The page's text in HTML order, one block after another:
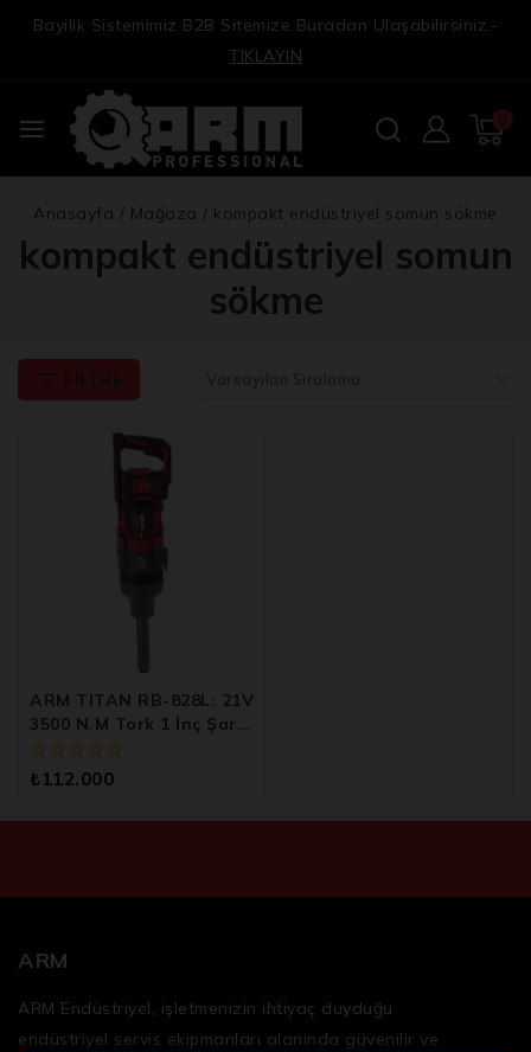
Bayilik Sistemimiz B2B Sitemize Buradan Ulaşabilirsiniz.-
TIKLAYIN
0
Anasayfa / Mağaza / kompakt endüstriyel somun sökme
kompakt endüstriyel somun
sökme
FILTRE
ARM TITAN RB-828L: 21V
3500 N.m Tork 1 İnç Şarjlı
Somun Sökme Makinesi
0
₺ 112.000
ARM
ARM Endüstriyel, işletmenizin ihtiyaç duyduğu
endüstriyel servis ekipmanları alanında güvenilir ve